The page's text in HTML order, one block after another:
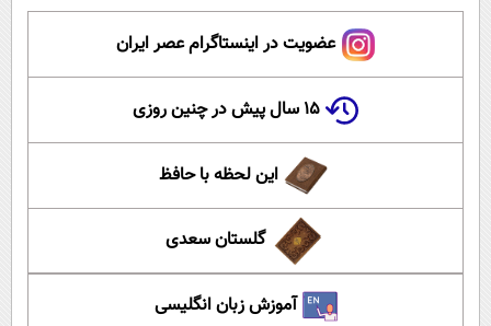
عضویت در اینستاگرام عصر ایران
۱۵ سال پیش در چنین روزی
این لحظه با حافظ
گلستان سعدی
آموزش زبان انگلیسی